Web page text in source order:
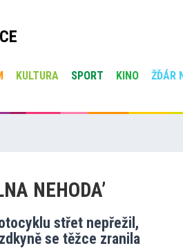
KULTURA SPORT KINO ŽĎÁR
NEHODA’
tocyklu střet nepřežil,
se těžce zranila